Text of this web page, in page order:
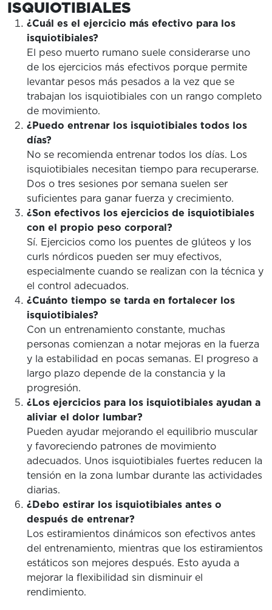
ISQUIOTIBIALES
¿Cuál es el ejercicio más efectivo para los
isquiotibiales?
El peso muerto rumano suele considerarse uno
de los ejercicios más efectivos porque permite
levantar pesos más pesados ​​a la vez que se
trabajan los isquiotibiales con un rango completo
de movimiento.
¿Puedo entrenar los isquiotibiales todos los
días?
No se recomienda entrenar todos los días. Los
isquiotibiales necesitan tiempo para recuperarse.
Dos o tres sesiones por semana suelen ser
suficientes para ganar fuerza y ​​crecimiento.
¿Son efectivos los ejercicios de isquiotibiales
con el propio peso corporal?
Sí. Ejercicios como los puentes de glúteos y los
curls nórdicos pueden ser muy efectivos,
especialmente cuando se realizan con la técnica y
el control adecuados.
¿Cuánto tiempo se tarda en fortalecer los
isquiotibiales?
Con un entrenamiento constante, muchas
personas comienzan a notar mejoras en la fuerza
y ​​la estabilidad en pocas semanas. El progreso a
largo plazo depende de la constancia y la
progresión.
¿Los ejercicios para los isquiotibiales ayudan a
aliviar el dolor lumbar?
Pueden ayudar mejorando el equilibrio muscular
y favoreciendo patrones de movimiento
adecuados. Unos isquiotibiales fuertes reducen la
tensión en la zona lumbar durante las actividades
diarias.
¿Debo estirar los isquiotibiales antes o
después de entrenar?
Los estiramientos dinámicos son efectivos antes
del entrenamiento, mientras que los estiramientos
estáticos son mejores después. Esto ayuda a
mejorar la flexibilidad sin disminuir el
rendimiento.